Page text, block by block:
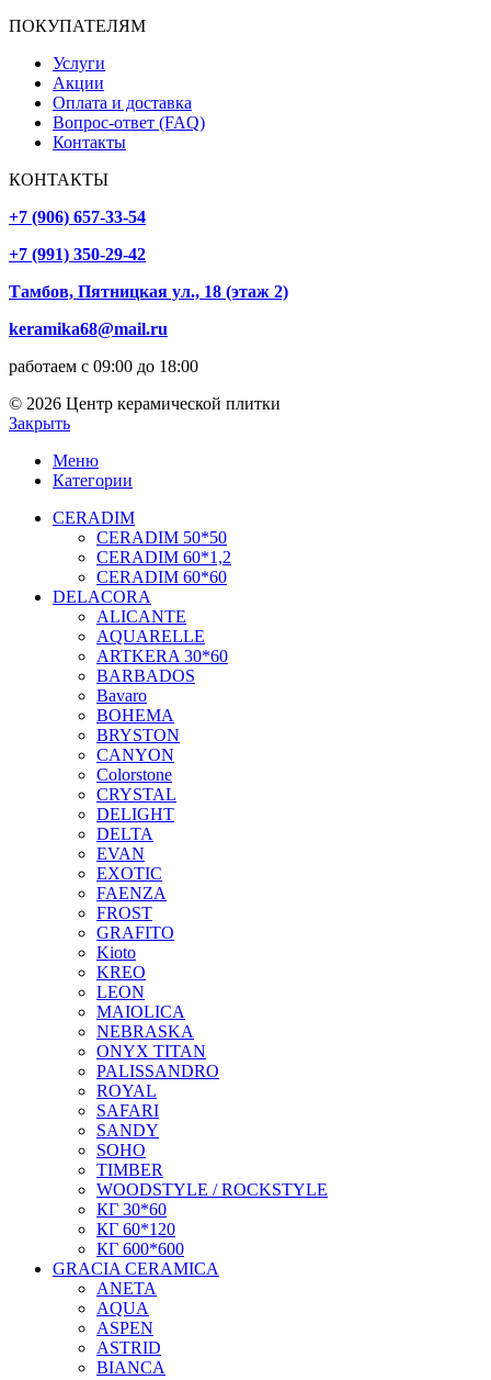
ПОКУПАТЕЛЯМ
Услуги
Акции
Оплата и доставка
Вопрос-ответ (FAQ)
Контакты
КОНТАКТЫ
+7 (906) 657-33-54
+7 (991) 350-29-42
Тамбов, Пятницкая ул., 18 (этаж 2)
keramika68@mail.ru
работаем с 09:00 до 18:00
© 2026 Центр керамической плитки
Закрыть
Меню
Категории
CERADIM
CERADIM 50*50
CERADIM 60*1,2
CERADIM 60*60
DELACORA
ALICANTE
AQUARELLE
ARTKERA 30*60
BARBADOS
Bavaro
BOHEMA
BRYSTON
CANYON
Colorstone
CRYSTAL
DELIGHT
DELTA
EVAN
EXOTIC
FAENZA
FROST
GRAFITO
Kioto
KREO
LEON
MAIOLICA
NEBRASKA
ONYX TITAN
PALISSANDRO
ROYAL
SAFARI
SANDY
SOHO
TIMBER
WOODSTYLE / ROCKSTYLE
КГ 30*60
КГ 60*120
КГ 600*600
GRACIA CERAMICA
ANETA
AQUA
ASPEN
ASTRID
BIANCA